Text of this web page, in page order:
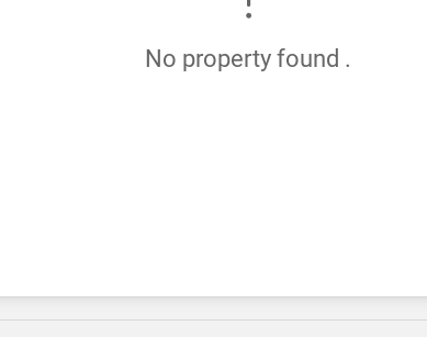
No property found .